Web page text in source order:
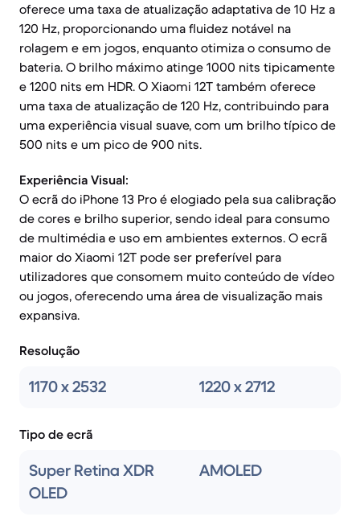
oferece uma taxa de atualização adaptativa de 10 Hz a
120 Hz, proporcionando uma fluidez notável na
rolagem e em jogos, enquanto otimiza o consumo de
bateria. O brilho máximo atinge 1000 nits tipicamente
e 1200 nits em HDR. O Xiaomi 12T também oferece
uma taxa de atualização de 120 Hz, contribuindo para
uma experiência visual suave, com um brilho típico de
500 nits e um pico de 900 nits.
Experiência Visual:
O ecrã do iPhone 13 Pro é elogiado pela sua calibração
de cores e brilho superior, sendo ideal para consumo
de multimédia e uso em ambientes externos. O ecrã
maior do Xiaomi 12T pode ser preferível para
utilizadores que consomem muito conteúdo de vídeo
ou jogos, oferecendo uma área de visualização mais
expansiva.
Resolução
1170 x 2532 1220 x 2712
Tipo de ecrã
Super Retina XDR
OLED
AMOLED